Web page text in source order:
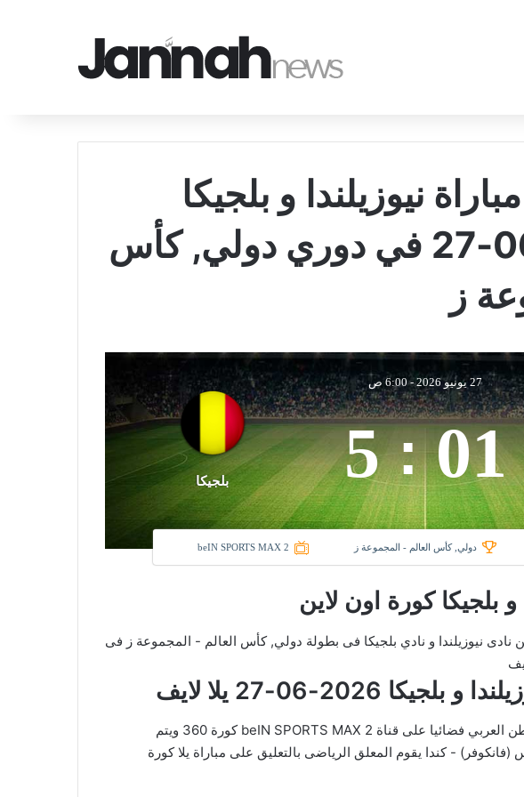
نيوزيلندا و بلجيكا
بتاريخ 2026-06-27 في دوري دولي, كأس
ز
27 يونيو 2026 -6:00 ص
01
:
5 بلجيكا
دولي, كأس العالم - المجموعة ز beIN SPORTS MAX 2
و بلجيكا كورة اون لاين
يلتقى اليوم 2026-06-27 كلا من نادى نيوزيلندا و نادي بلجيكا فى بطولة دولي, كأس العالم - المجموعة ز فى
2026-06-27 يلا لايف
في العارضة تنقل أحداث المباراة في الوطن العربي فضائيا على قناة beIN SPORTS MAX 2 كورة 360 ويتم
- كندا يقوم المعلق الرياضى بالتعليق على مباراة يلا كورة